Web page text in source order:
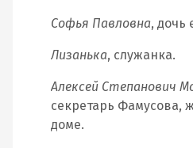
Софья Павловна, дочь
Лизанька, служанка.
Алексей Степанович
секретарь Фамусова,
доме.